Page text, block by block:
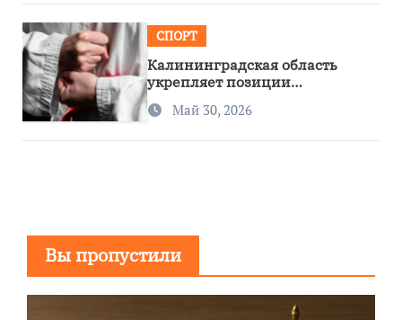
СПОРТ
Калининградская область
укрепляет позиции
спортивного региона
Май 30, 2026
Вы пропустили